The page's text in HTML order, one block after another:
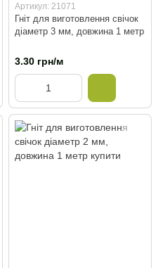
Артикул: 21071
Гніт для виготовлення свічок
діаметр 3 мм, довжина 1 метр
3.30 грн/м